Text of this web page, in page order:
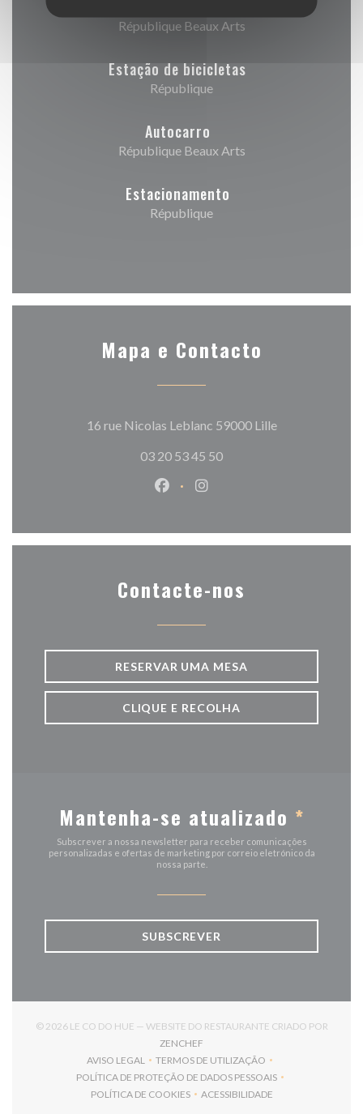
République Beaux Arts
Estação de bicicletas
République
Autocarro
République Beaux Arts
Estacionamento
République
Mapa e Contacto
16 rue Nicolas Leblanc 59000 Lille((abre numa
03 20 53 45 50
Facebook ((abre numa nova
Instagram ((abre numa
Contacte-nos
RESERVAR UMA MESA
CLIQUE E RECOLHA
Mantenha-se atualizado *
Subscrever a nossa newsletter para receber comunicações
personalizadas e ofertas de marketing por correio eletrónico da
nossa parte.
SUBSCREVER
© 2026 LE CO DO HUE — WEBSITE DO RESTAURANTE CRIADO POR
ZENCHEF
AVISO LEGAL
((ABRE NUMA NOVA JANELA))
TERMOS DE UTILIZAÇÃO
((ABRE NUMA NOVA JANELA))
POLÍTICA DE PROTEÇÃO DE DADOS PESSOAIS
((ABRE NUMA NOVA JANELA))
POLÍTICA DE COOKIES
((ABRE NUMA NOVA JANELA))
ACESSIBILIDADE
((ABRE NUMA NOVA